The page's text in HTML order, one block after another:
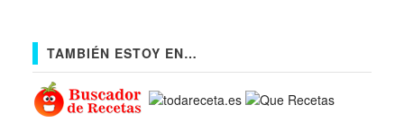
TAMBIÉN ESTOY EN…